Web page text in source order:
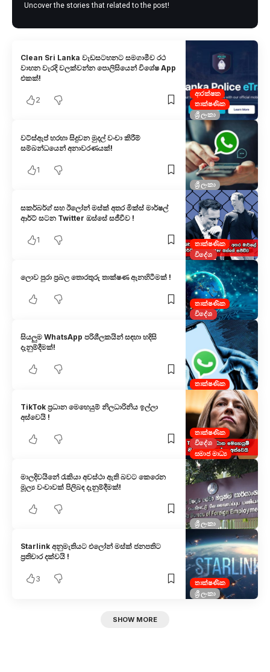
Uncover the stories that related to the post!
ආරක්ෂක
තාක්ෂණික
ශ්‍රී ලංකා
Clean Sri Lanka වැඩසටහනට සමගාමීව රථ
වාහන වැරදි වලක්වන්​න පොලිසියෙන් විශේෂ App
එකක්!
2
ශ්‍රී ලංකා
වට්ස්ඇප් හරහා සිදුව​න මුදල් වංචා කිරී​ම්
සම්බන්ධයෙන් අනාවරණයක්!
1
තාක්ෂණික
විදේශ
සකර්බර්ග් සහ ඊලෝන් මස්ක් අතර මික්ස් මාර්ෂල්
ආර්ට් සටන Twitter ඔස්සේ සජීවීව !
1
තාක්ෂණික
විදේශ
ලොව පුරා ප්‍රබල තොරතුරු තාක්ෂණ ඇනහිටීමක් !
තාක්ෂණික
සියලුම WhatsApp පරිශීලකයින් සඳහා හදි​සි
දැනුම්දීමක්!
තාක්ෂණික
විදේශ
සමාජ මාධ්‍ය
TikTok ප්‍රධාන මෙහෙයුම් නිලධාරිනිය ඉල්ලා
අස්වෙයි !
ශ්‍රී ලංකා
මාලදිවයිනේ රැකියා අවස්ථා ඇති බවට කෙරෙ​න
මූල්‍ය වංචාවක් පිලිබඳ දැනුම්දීමක්!
තාක්ෂණික
ශ්‍රී ලංකා
Starlink අනුමැතියට එලෝන් මස්ක් ජනපතිට
ප්‍රතිචාර දක්වයි !
3
SHOW MORE